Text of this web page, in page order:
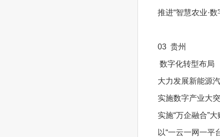
推进“智慧农业·
03 贵州
数字化转型布局
大力发展新能源
实施数字产业大
实施“万企融合”
以“一云一网一平